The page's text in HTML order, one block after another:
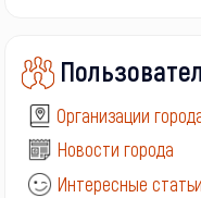
Организации
Новости города
Интересные статьи